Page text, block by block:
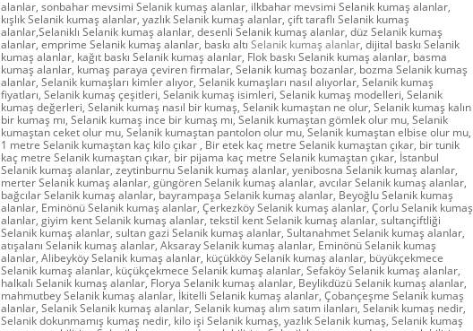
alanlar, sonbahar mevsimi Selanik kumaş alanlar, ilkbahar mevsimi Selanik kumaş alanlar,
kışlık Selanik kumaş alanlar, yazlık Selanik kumaş alanlar, çift taraflı Selanik kumaş
alanlar,Selaniklı Selanik kumaş alanlar, desenli Selanik kumaş alanlar, düz Selanik kumaş
alanlar, emprime Selanik kumaş alanlar, baskı altı Selanik kumaş alanlar, dijital baskı Selanik
kumaş alanlar, kağıt baskı Selanik kumaş alanlar, Flok baskı Selanik kumaş alanlar, basma
kumaş alanlar, kumaş paraya çeviren firmalar, Selanik kumaş bozanlar, bozma Selanik kumaş
alanlar, Selanik kumaşları kimler alıyor, Selanik kumaşları nasıl alıyorlar, Selanik kumaş
fiyatları, Selanik kumaş çeşitleri, Selanik kumaş isimleri, Selanik kumaş modelleri, Selanik
kumaş değerleri, Selanik kumaş nasıl bir kumaş, Selanik kumaştan ne olur, Selanik kumaş kalın
bir kumaş mı, Selanik kumaş ince bir kumaş mı, Selanik kumaştan gömlek olur mu, Selanik
kumaştan ceket olur mu, Selanik kumaştan pantolon olur mu, Selanik kumaştan elbise olur mu,
1 metre Selanik kumaştan kaç kilo çıkar , Bir etek kaç metre Selanik kumaştan çıkar, bir tunik
kaç metre Selanik kumaştan çıkar, bir pijama kaç metre Selanik kumaştan çıkar, İstanbul
Selanik kumaş alanlar, zeytinburnu Selanik kumaş alanlar, yenibosna Selanik kumaş alanlar,
merter Selanik kumaş alanlar, güngören Selanik kumaş alanlar, avcılar Selanik kumaş alanlar,
bağcılar Selanik kumaş alanlar, bayrampaşa Selanik kumaş alanlar, Beyoğlu Selanik kumaş
alanlar, Eminönü Selanik kumaş alanlar, Çerkezköy Selanik kumaş alanlar, Çorlu Selanik kumaş
alanlar, giyim kent Selanik kumaş alanlar, tekstil kent Selanik kumaş alanlar, sultançiftliği
Selanik kumaş alanlar, sultan gazi Selanik kumaş alanlar, Sultanahmet Selanik kumaş alanlar,
atışalanı Selanik kumaş alanlar, Aksaray Selanik kumaş alanlar, Eminönü Selanik kumaş
alanlar, Alibeyköy Selanik kumaş alanlar, küçükköy Selanik kumaş alanlar, büyükçekmece
Selanik kumaş alanlar, küçükçekmece Selanik kumaş alanlar, Sefaköy Selanik kumaş alanlar,
halkalı Selanik kumaş alanlar, Florya Selanik kumaş alanlar, Beylikdüzü Selanik kumaş alanlar,
mahmutbey Selanik kumaş alanlar, İkitelli Selanik kumaş alanlar, Çobançeşme Selanik kumaş
alanlar, Selanik Selanik kumaş alanlar, Selanik kumaş alım satım ilanları, Selanik kumaş nedir,
Selanik dokunmamış kumaş nedir, kilo işi Selanik kumaş, yazlık Selanik kumaş, Selanik kumaş